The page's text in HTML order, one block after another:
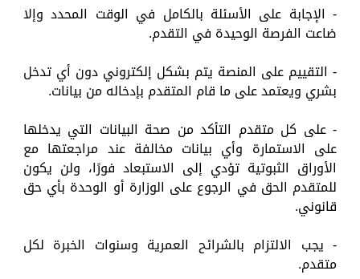
- الإجابة على الأسئلة بالكامل في الوقت المحدد وإلا
ضاعت الفرصة الوحيدة في التقدم.
- التقييم على المنصة يتم بشكل إلكتروني دون أي تدخل
بشري ويعتمد على ما قام المتقدم بإدخاله من بيانات.
- على كل متقدم التأكد من صحة البيانات التي يدخلها
على الاستمارة وأي بيانات مخالفة عند مراجعتها مع
الأوراق الثبوتية تؤدي إلى الاستبعاد فورًا، ولن يكون
للمتقدم الحق في الرجوع على الوزارة أو الوحدة بأي حق
قانوني.
- يجب الالتزام بالشرائح العمرية وسنوات الخبرة لكل
متقدم.